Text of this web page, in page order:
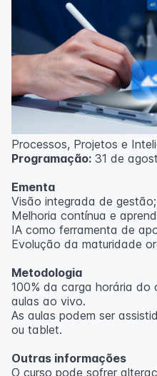
Processos, Projetos e
Programação: 31 de
Ementa
Visão integrada de gestão;
Melhoria contínua e
IA como ferramenta de
Evolução da maturidade
Metodologia
100% da carga horária do
aulas ao vivo.
As aulas podem ser
ou tablet.
Outras informações
O curso pode sofrer